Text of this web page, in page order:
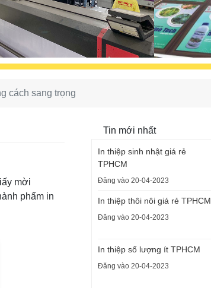
cách sang trọng
mời
phẩm in
Tin mới nhất
In thiệp sinh nhật giá rẻ
TPHCM
Đăng vào 20-04-2023
In thiệp thôi nôi giá rẻ TPHCM
Đăng vào 20-04-2023
In thiệp số lượng ít TPHCM
Đăng vào 20-04-2023